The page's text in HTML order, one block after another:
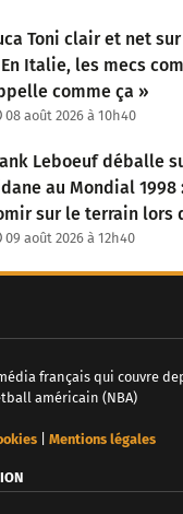
Toni clair et net
Italie, les mecs
comme ça »
08 août 2026 à 10h40
Leboeuf déballe
au Mondial 1998
sur le terrain lors
09 août 2026 à 12h40
français qui couvre
américain (NBA)
| Mentions légales